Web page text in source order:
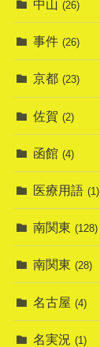
中山 (26)
事件 (26)
京都 (23)
佐賀 (2)
函館 (4)
医療用語 (1)
南関東 (128)
南関東 (28)
名古屋 (4)
名実況 (1)